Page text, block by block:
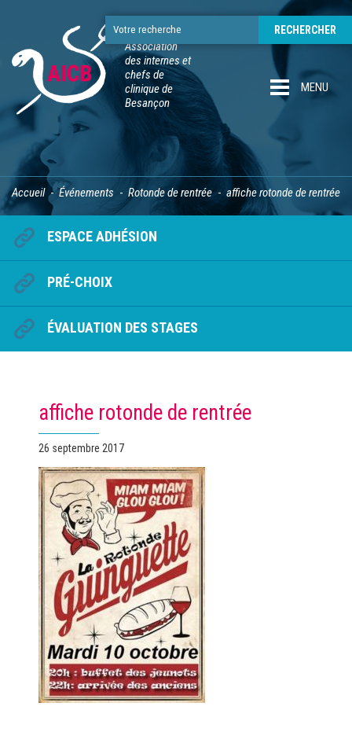
Association
des internes et
chefs de
clinique de
Besançon
MENU
Accueil Événements Rotonde de rentrée affiche rotonde de rentrée
ESPACE ADHÉSION
PRÉ-CHOIX
ÉVALUATION DES STAGES
affiche rotonde de rentrée
Publié
26 septembre 2017